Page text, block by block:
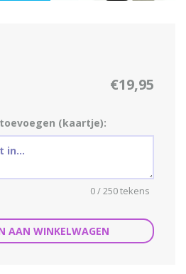
€19,95
(kaartje):
0 / 250 tekens
AAN WINKELWAGEN